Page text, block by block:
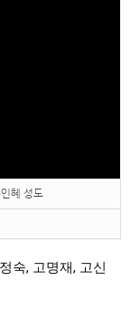
혜 성도
숙, 고명재, 고신